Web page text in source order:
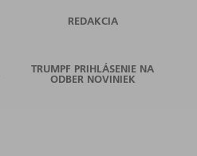
REDAKCIA
TRUMPF PRIHLÁSENIE NA
ODBER NOVINIEK